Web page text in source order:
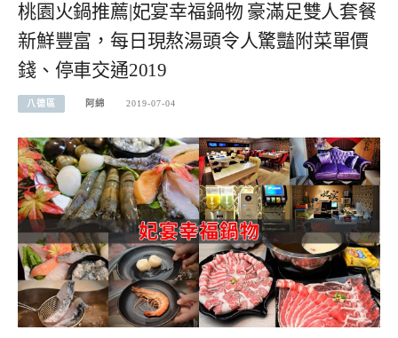
桃園火鍋推薦|妃宴幸福鍋物 豪滿足雙人套餐
新鮮豐富，每日現熬湯頭令人驚豔附菜單價
錢、停車交通2019
八德區 阿綿 2019-07-04